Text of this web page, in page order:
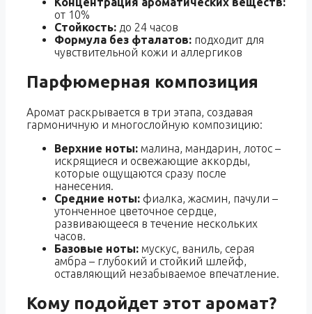
от 10%
Стойкость: до 24 часов
Формула без фталатов: подходит для
чувствительной кожи и аллергиков
Парфюмерная композиция
Аромат раскрывается в три этапа, создавая
гармоничную и многослойную композицию:
Верхние ноты: малина, мандарин, лотос –
искрящиеся и освежающие аккорды,
которые ощущаются сразу после
нанесения.
Средние ноты: фиалка, жасмин, пачули –
утонченное цветочное сердце,
развивающееся в течение нескольких
часов.
Базовые ноты: мускус, ваниль, серая
амбра – глубокий и стойкий шлейф,
оставляющий незабываемое впечатление.
Кому подойдет этот аромат?